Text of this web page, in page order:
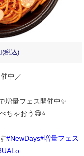
(税込)
中／
増量フェス開催中✨
ちゃおう😋⭐
#NewDays#増量フェス